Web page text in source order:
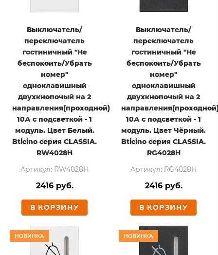
Выключатель/
переключатель
гостиничный "Не
беспокоить/Убрать
номер"
одноклавишный
двухкнопочый на 2
направления(проходной)
10А с подсветкой - 1
модуль. Цвет Белый.
Bticino серия CLASSIA.
RW4028H
Артикул: RW4028H
2416 руб.
В КОРЗИНУ
Выключатель/
переключатель
гостиничный "Не
беспокоить/Убрать
номер"
одноклавишный
двухкнопочый на 2
10А с подсветкой - 1
модуль. Цвет Чёрный.
Bticino серия CLASSIA.
RG4028H
Артикул: RG4028H
2416 руб.
В КОРЗИНУ
НОВИНКА НОВИНКА